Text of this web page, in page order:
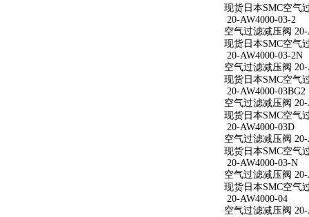
现货日本SMC空气
20-AW4000-03-2
空气过滤减压阀 20-
现货日本SMC空气
20-AW4000-03-2N
空气过滤减压阀
现货日本SMC空气
20-AW4000-03BG2
空气过滤减压阀 20-
现货日本SMC空气
20-AW4000-03D
空气过滤减压阀 20-
现货日本SMC空气
20-AW4000-03-N
空气过滤减压阀
现货日本SMC空气
20-AW4000-04
空气过滤减压阀 20-